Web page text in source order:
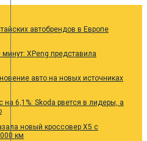
автобрендов в Европе
XPeng представила
авто на новых источниках
на 6,1%: Skoda рвется в лидеры, а
новый кроссовер X5 с
км